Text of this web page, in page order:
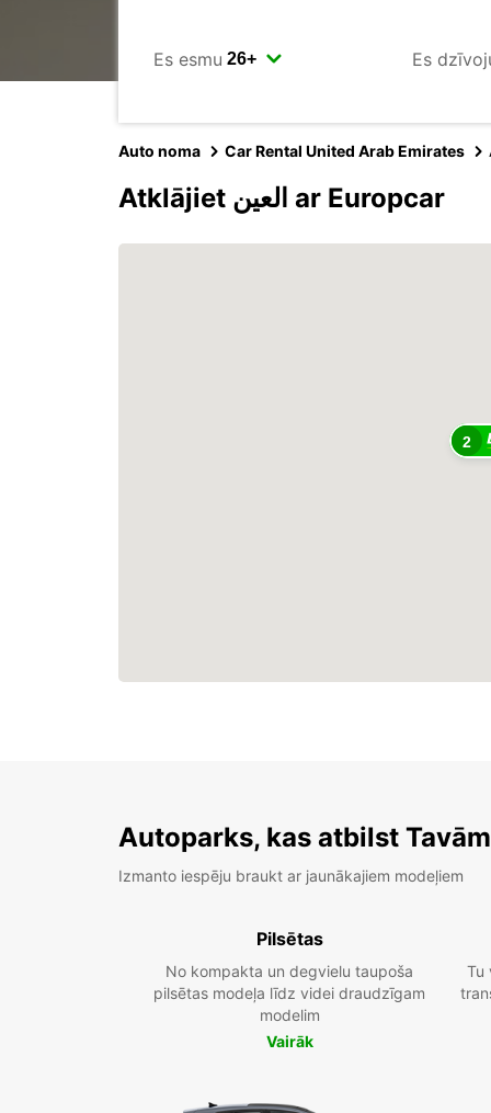
Es esmu Es
Auto noma Car Rental United Arab Emirates
Atklājiet العين ar Europcar
2
Autoparks, kas atbilst
Izmanto iespēju braukt ar jaunākajiem modeļiem
Pilsētas
No kompakta un degvielu taupoša
pilsētas modeļa līdz videi draudzīgam
modelim
Vairāk
Tu